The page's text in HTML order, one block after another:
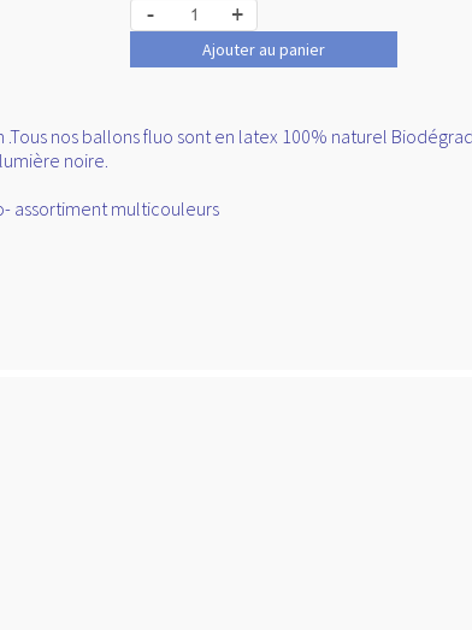
- +
Ajouter au panier
nos ballons fluo sont en latex 100% naturel
noire.
assortiment multicouleurs